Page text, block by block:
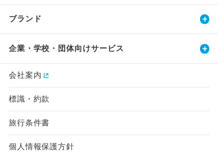
ブランド
企業・学校・団体向けサービス
会社案内
標識・約款
旅行条件書
個人情報保護方針